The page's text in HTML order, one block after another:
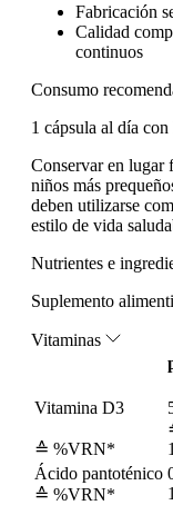
Fabricación
Calidad
continuos
Consumo
1 cápsula al día
Conservar en lugar
niños más
deben utilizarse
estilo de vida
Nutrientes e
Suplemento
Vitaminas
Vitamina D3
≙ %VRN*
Ácido pantoténico
≙ %VRN*